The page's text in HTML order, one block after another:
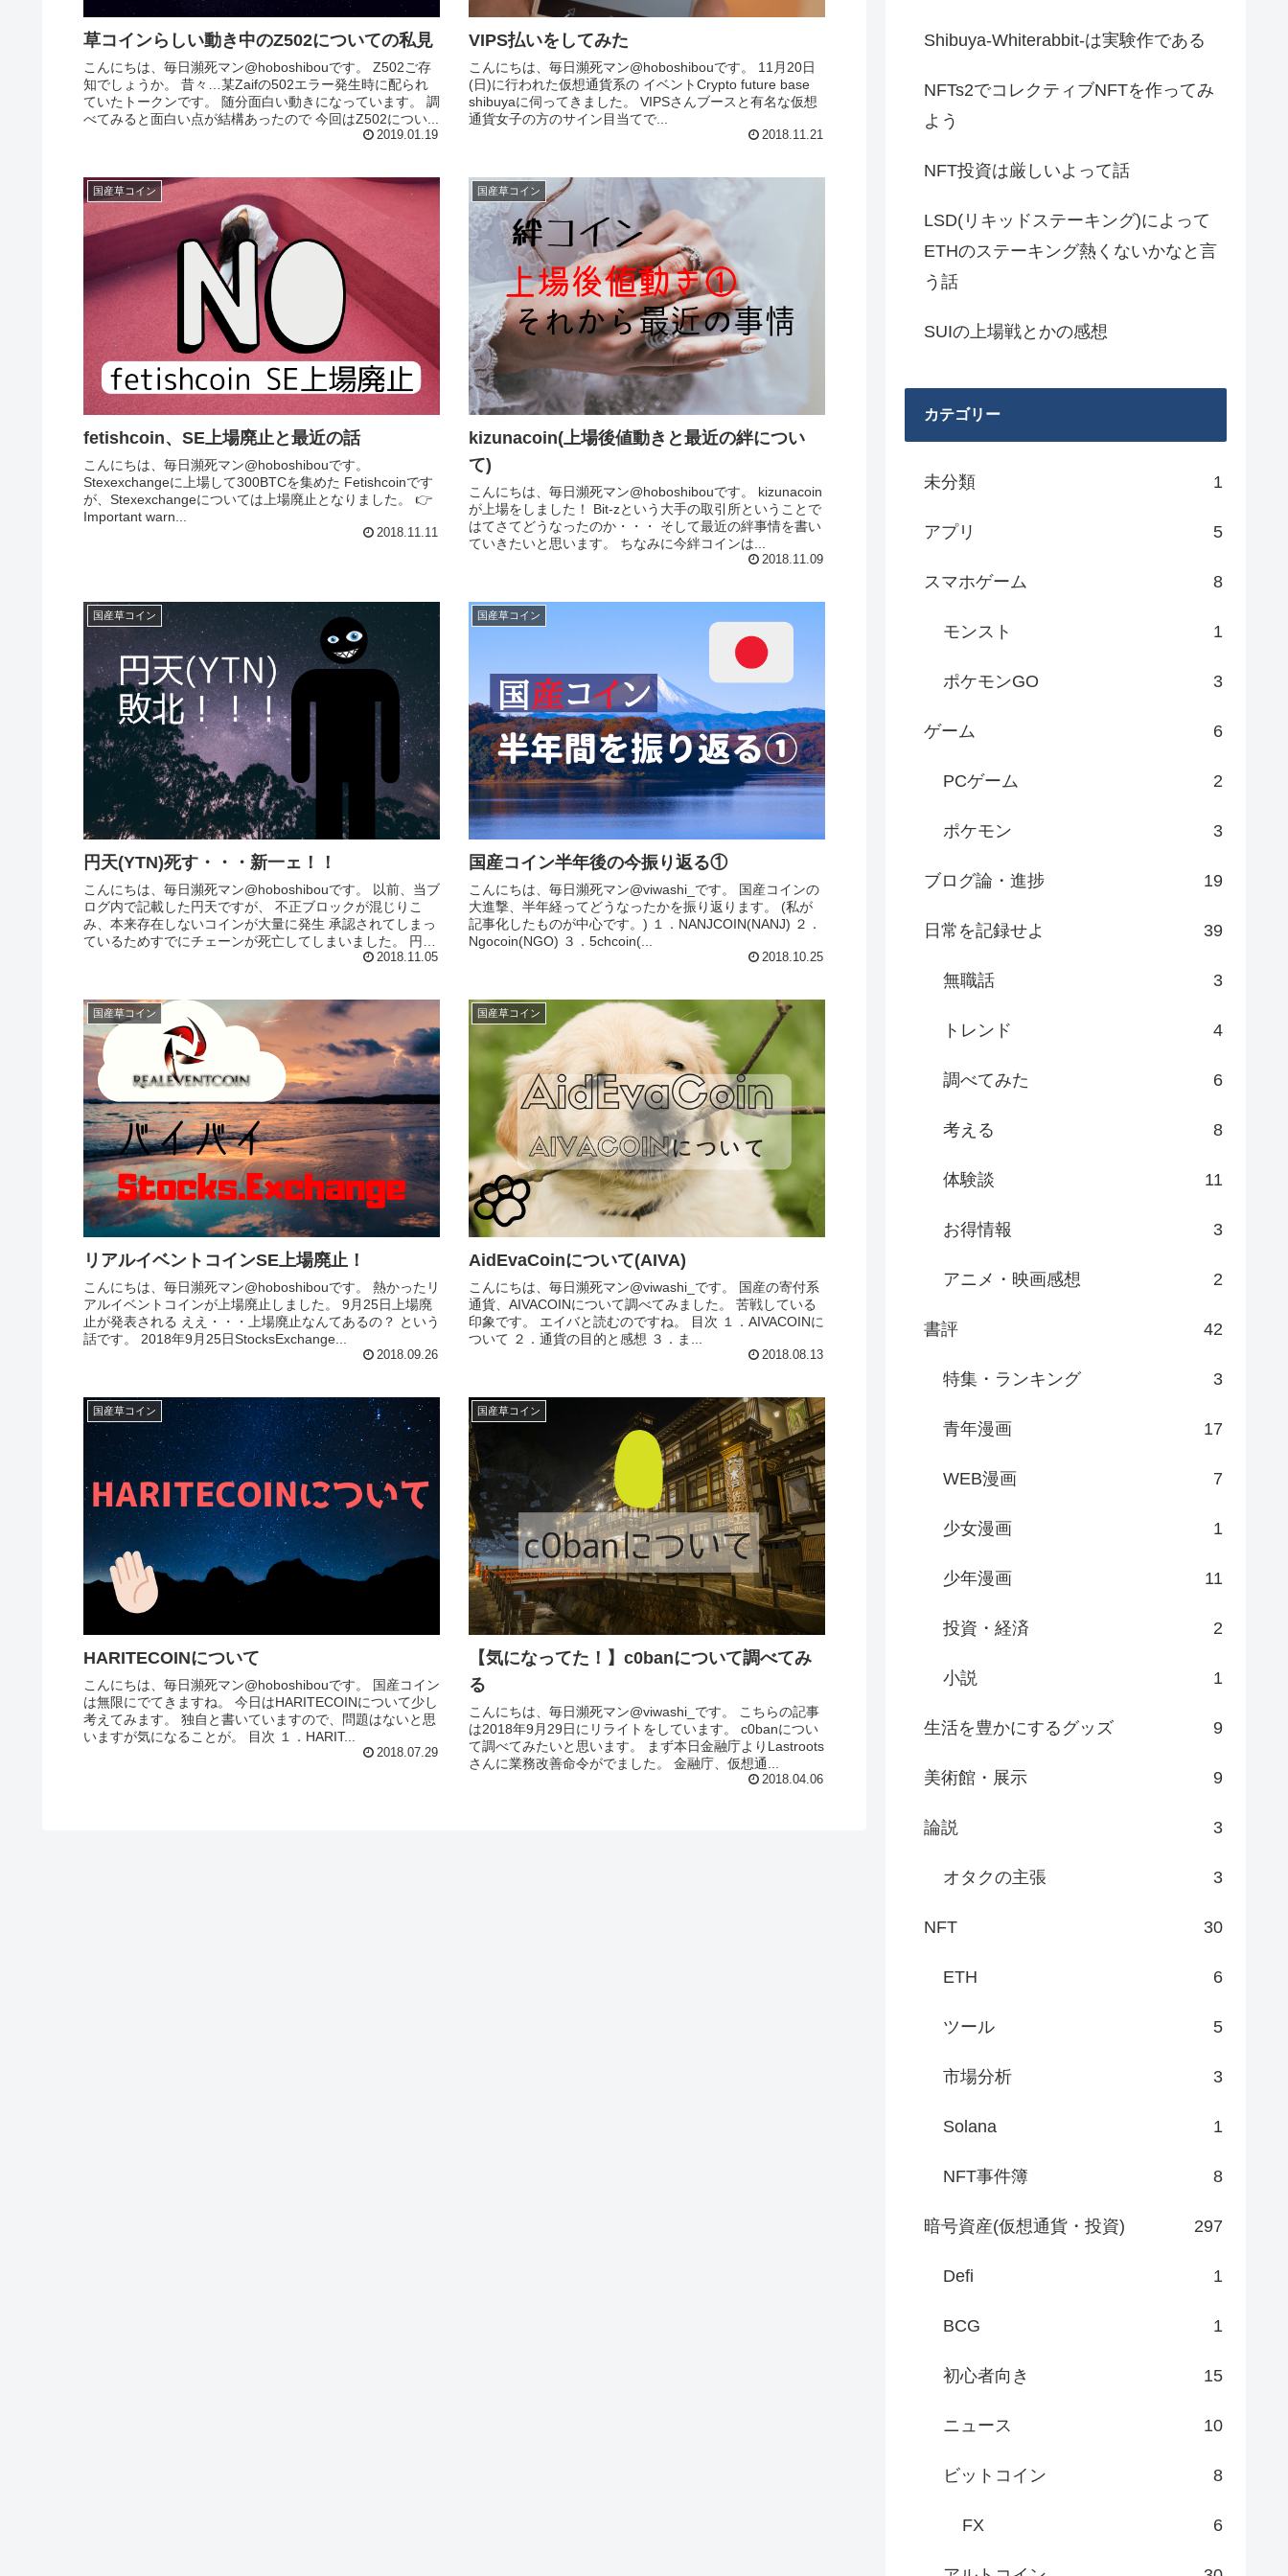
草コインらしい動き中のZ502についての私見
こんにちは、毎日瀕死マン@hoboshibouです。 Z502ご存
知でしょうか。 昔々…某Zaifの502エラー発生時に配られ
ていたトークンです。 随分面白い動きになっています。 調
べてみると面白い点が結構あったので 今回はZ502につい...
2019.01.19
VIPS払いをしてみた
こんにちは、毎日瀕死マン@hoboshibouです。 11月20日
(日)に行われた仮想通貨系の イベントCrypto future base
shibuyaに伺ってきました。 VIPSさんブースと有名な仮想
通貨女子の方のサイン目当てで...
2018.11.21
国産草コイン
fetishcoin、SE上場廃止と最近の話
こんにちは、毎日瀕死マン@hoboshibouです。
Stexexchangeに上場して300BTCを集めた Fetishcoinです
が、Stexexchangeについては上場廃止となりました。 👉
Important warn...
2018.11.11
国産草コイン
kizunacoin(上場後値動きと最近の絆につい
て)
こんにちは、毎日瀕死マン@hoboshibouです。 kizunacoin
が上場をしました！ Bit-zという大手の取引所ということで
はてさてどうなったのか・・・ そして最近の絆事情を書い
ていきたいと思います。 ちなみに今絆コインは...
2018.11.09
国産草コイン
円天(YTN)死す・・・新一ェ！！
こんにちは、毎日瀕死マン@hoboshibouです。 以前、当ブ
ログ内で記載した円天ですが、 不正ブロックが混じりこ
み、本来存在しないコインが大量に発生 承認されてしまっ
ているためすでにチェーンが死亡してしまいました。 円天
2018.11.05
国産草コイン
国産コイン半年後の今振り返る①
こんにちは、毎日瀕死マン@viwashi_です。 国産コインの
大進撃、半年経ってどうなったかを振り返ります。 (私が
記事化したものが中心です。) １．NANJCOIN(NANJ) ２．
Ngocoin(NGO) ３．5chcoin(...
2018.10.25
国産草コイン
リアルイベントコインSE上場廃止！
こんにちは、毎日瀕死マン@hoboshibouです。 熱かったリ
アルイベントコインが上場廃止しました。 9月25日上場廃
止が発表される ええ・・・上場廃止なんてあるの？ という
話です。 2018年9月25日StocksExchange...
2018.09.26
国産草コイン
AidEvaCoinについて(AIVA)
こんにちは、毎日瀕死マン@viwashi_です。 国産の寄付系
通貨、AIVACOINについて調べてみました。 苦戦している
印象です。 エイバと読むのですね。 目次 １．AIVACOINに
ついて ２．通貨の目的と感想 ３．ま...
2018.08.13
国産草コイン
HARITECOINについて
こんにちは、毎日瀕死マン@hoboshibouです。 国産コイン
は無限にでてきますね。 今日はHARITECOINについて少し
考えてみます。 独自と書いていますので、問題はないと思
いますが気になることが。 目次 １．HARIT...
2018.07.29
国産草コイン
【気になってた！】c0banについて調べてみ
る
こんにちは、毎日瀕死マン@viwashi_です。 こちらの記事
は2018年9月29日にリライトをしています。 c0banについ
て調べてみたいと思います。 まず本日金融庁よりLastroots
さんに業務改善命令がでました。 金融庁、仮想通...
2018.04.06
Shibuya-Whiterabbit-は実験作である
NFTs2でコレクティブNFTを作ってみ
よう
NFT投資は厳しいよって話
LSD(リキッドステーキング)によって
ETHのステーキング熱くないかなと言
う話
SUIの上場戦とかの感想
カテゴリー
未分類 1
アプリ 5
スマホゲーム 8
モンスト 1
ポケモンGO 3
ゲーム 6
PCゲーム 2
ポケモン 3
ブログ論・進捗 19
日常を記録せよ 39
無職話 3
トレンド 4
調べてみた 6
考える 8
体験談 11
お得情報 3
アニメ・映画感想 2
書評 42
特集・ランキング 3
青年漫画 17
WEB漫画 7
少女漫画 1
少年漫画 11
投資・経済 2
小説 1
生活を豊かにするグッズ 9
美術館・展示 9
論説 3
オタクの主張 3
NFT 30
ETH 6
ツール 5
市場分析 3
Solana 1
NFT事件簿 8
暗号資産(仮想通貨・投資) 297
Defi 1
BCG 1
初心者向き 15
ニュース 10
ビットコイン 8
FX 6